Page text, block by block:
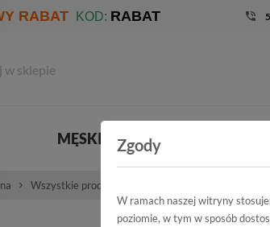
RABAT KOD: RABAT
MĘSKIE
Wszystkie produkty
Zgody
W ramach naszej witryny
poziomie, w tym w sposób